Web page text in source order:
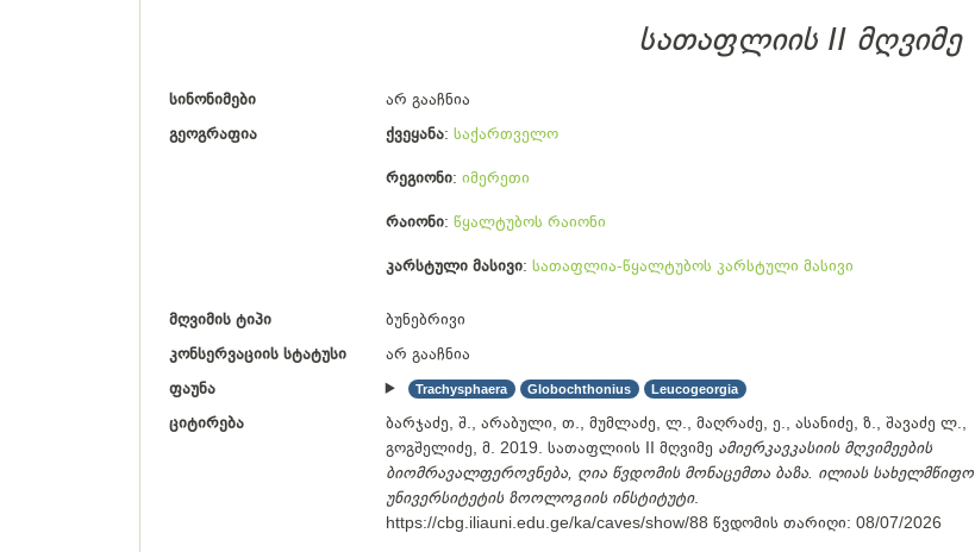
სათაფლიის II მღვიმე
სინონიმები
არ გააჩნია
გეოგრაფია
ქვეყანა საქართველო
რეგიონი იმერეთი
რაიონი წყალტუბოს რაიონი
კარსტული მასივი სათაფლია-წყალტუბოს კარსტული მასივი
მღვიმის ტიპი
ბუნებრივი
კონსერვაციის სტატუსი
არ გააჩნია
ფაუნა
Trachysphaera Globochthonius Leucogeorgia
ციტირება
ბარჯაძე, შ., არაბული, თ., მუმლაძე, ლ., მაღრაძე, ე., ასანიძე, ზ., შავაძე ლ.,
გოგშელიძე, მ. 2019. სათაფლიის II მღვიმე ამიერკავკასიის მღვიმეების
ბიომრავალფეროვნება, ღია წვდომის მონაცემთა ბაზა. ილიას სახელმწიფო
უნივერსიტეტის ზოოლოგიის ინსტიტუტი.
https://cbg.iliauni.edu.ge/ka/caves/show/88 წვდომის თარიღი: 08/07/2026